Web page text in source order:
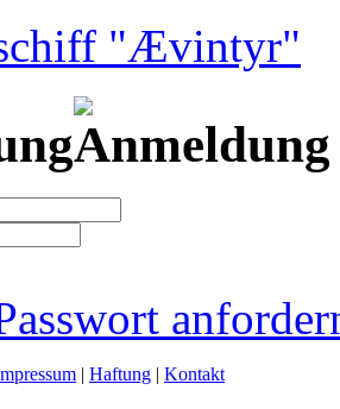
"Ævintyr"
| Haftung | Kontakt